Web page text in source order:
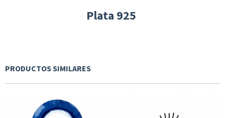
Plata 925
PRODUCTOS SIMILARES